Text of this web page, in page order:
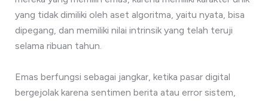
yang tidak dimiliki oleh aset algoritma, yaitu nyata, bisa
dipegang, dan memiliki nilai intrinsik yang telah teruji
selama ribuan tahun.
Emas berfungsi sebagai jangkar, ketika pasar digital
bergejolak karena sentimen berita atau error sistem,